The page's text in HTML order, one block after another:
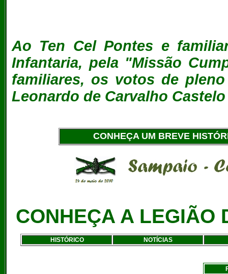
Ao Ten Cel Pontes e
Infantaria, pela "Missão
familiares, os votos de
Leonardo de Carvalho
CONHEÇA UM BREVE
CONHEÇA A LEGIÃO
HISTÓRICO NOTÍCIAS